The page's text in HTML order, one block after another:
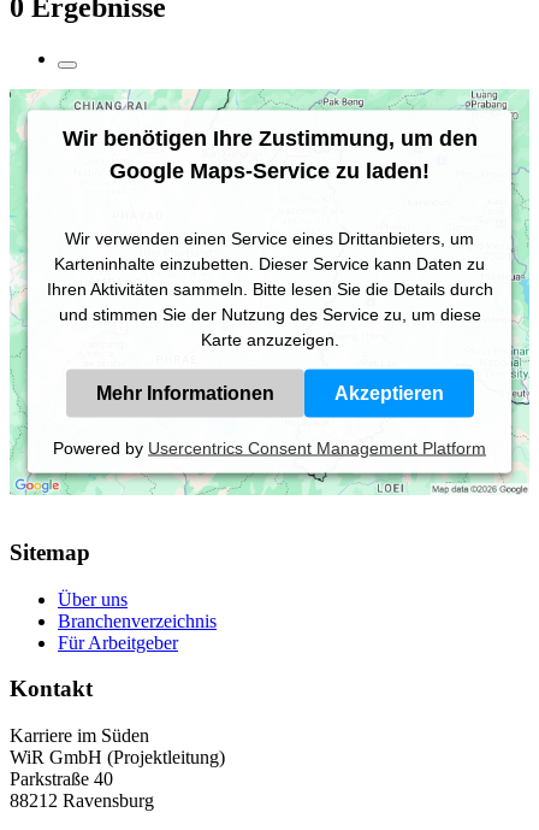
0 Ergebnisse
Wir benötigen Ihre Zustimmung, um den
Google Maps-Service zu laden!
Wir verwenden einen Service eines Drittanbieters, um
Karteninhalte einzubetten. Dieser Service kann Daten zu
Ihren Aktivitäten sammeln. Bitte lesen Sie die Details durch
und stimmen Sie der Nutzung des Service zu, um diese
Karte anzuzeigen.
Mehr Informationen Akzeptieren
Powered by Usercentrics Consent Management Platform
Sitemap
Über uns
Branchenverzeichnis
Für Arbeitgeber
Kontakt
Karriere im Süden
WiR GmbH (Projektleitung)
Parkstraße 40
88212 Ravensburg